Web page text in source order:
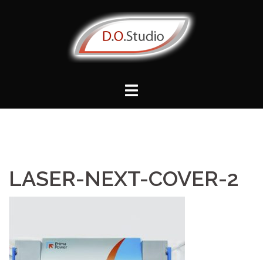
LASER-NEXT-COVER-2